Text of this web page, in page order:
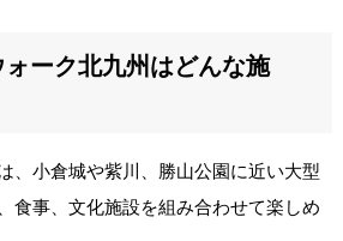
ーク北九州はどんな施
、小倉城や紫川、勝山公園に近い大型
食事、文化施設を組み合わせて楽しめ